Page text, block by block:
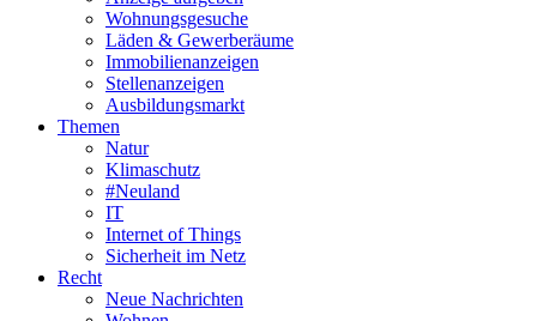
Wohnungsgesuche
Läden & Gewerberäume
Immobilienanzeigen
Stellenanzeigen
Ausbildungsmarkt
Themen
Natur
Klimaschutz
#Neuland
IT
Internet of Things
Sicherheit im Netz
Recht
Neue Nachrichten